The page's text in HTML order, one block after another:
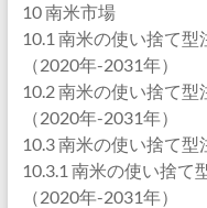
10 南米市場
10.1 南米の使い捨て
（2020年-2031年）
10.2 南米の使い捨て
（2020年-2031年）
10.3 南米の使い捨て
10.3.1 南米の使い捨て
（2020年-2031年）